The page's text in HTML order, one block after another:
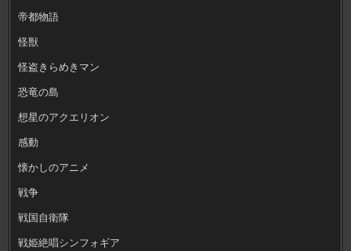
帝都物語
怪獣
怪盗きらめきマン
恐竜の島
想星のアクエリオン
感動
懐かしのアニメ
戦争
戦国自衛隊
戦姫絶唱シンフォギア